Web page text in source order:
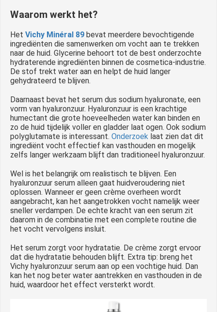
Waarom werkt het?
Het Vichy Minéral 89 bevat meerdere bevochtigende
ingrediënten die samenwerken om vocht aan te trekken
naar de huid. Glycerine behoort tot de best onderzochte
hydraterende ingrediënten binnen de cosmetica-industrie.
De stof trekt water aan en helpt de huid langer
gehydrateerd te blijven.
Daarnaast bevat het serum dus sodium hyaluronate, een
vorm van hyaluronzuur. Hyaluronzuur is een krachtige
humectant die grote hoeveelheden water kan binden en
zo de huid tijdelijk voller en gladder laat ogen. Ook sodium
polyglutamate is interessant. Onderzoek laat zien dat dit
ingrediënt vocht effectief kan vasthouden en mogelijk
zelfs langer werkzaam blijft dan traditioneel hyaluronzuur.
Wel is het belangrijk om realistisch te blijven. Een
hyaluronzuur serum alleen gaat huidveroudering niet
oplossen. Wanneer er geen crème overheen wordt
aangebracht, kan het aangetrokken vocht namelijk weer
sneller verdampen. De echte kracht van een serum zit
daarom in de combinatie met een complete routine die
het vocht vervolgens insluit.
Het serum zorgt voor hydratatie. De crème zorgt ervoor
dat die hydratatie behouden blijft. Extra tip: breng het
Vichy hyaluronzuur serum aan op een vochtige huid. Dan
kan het nog beter water aantrekken en vasthouden in de
huid, waardoor het effect versterkt wordt.